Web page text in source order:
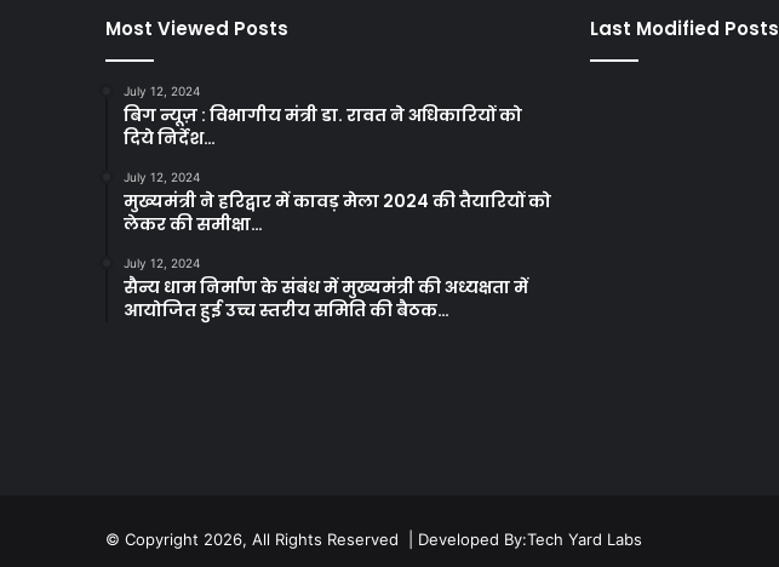
Most Viewed Posts
July 12, 2024
बिग न्यूज़ : विभागीय मंत्री डा. रावत ने अधिकारियों को
दिये निर्देश…
July 12, 2024
मुख्यमंत्री ने हरिद्वार में कावड़ मेला 2024 की तैयारियों को
लेकर की समीक्षा…
July 12, 2024
सैन्य धाम निर्माण के संबंध में मुख्यमंत्री की अध्यक्षता में
आयोजित हुई उच्च स्तरीय समिति की बैठक…
Last Modified Posts
© Copyright 2026, All Rights Reserved | Developed By:Tech Yard Labs